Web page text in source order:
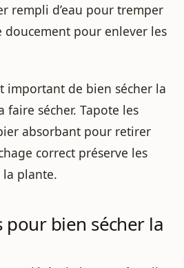
rempli d’eau pour tremper
doucement pour enlever les
important de bien sécher la
faire sécher. Tapote les
absorbant pour retirer
correct préserve les
plante.
pour bien sécher la